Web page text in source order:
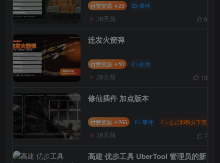
付费资源 ￥25 插件
38天前 9
连发火箭弹
付费资源 ￥50 插件
38天前 13
修仙插件 加点版本
付费资源 ￥266 事件 会员和积分下载
38天前 7
高建 优步工具 UberTool 管理员的新